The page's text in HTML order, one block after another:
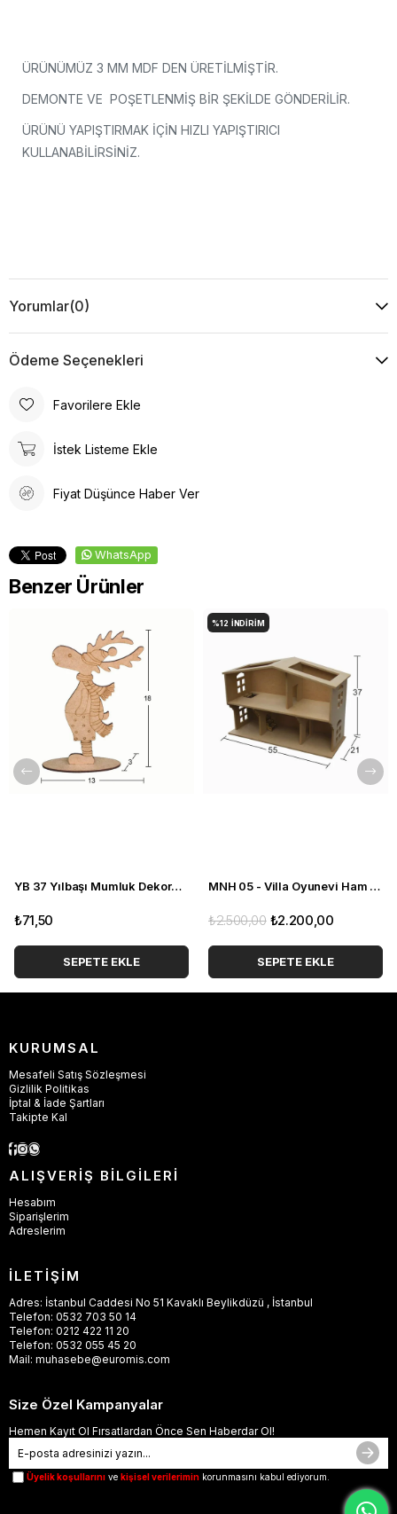
ÜRÜNÜMÜZ 3 MM MDF DEN ÜRETİLMİŞTİR.
DEMONTE VE POŞETLENMİŞ BİR ŞEKİLDE GÖNDERİLİR.
ÜRÜNÜ YAPIŞTIRMAK İÇİN HIZLI YAPIŞTIRICI
KULLANABİLİRSİNİZ.
Yorumlar(0)
Ödeme Seçenekleri
Favorilere Ekle
İstek Listeme Ekle
Fiyat Düşünce Haber Ver
WhatsApp
Benzer Ürünler
YB 37 Yılbaşı Mumluk Dekoratif Süs
₺71,50
SEPETE EKLE
MNH 05 - Villa Oyunevi Ham Ahşap Boyanabilir Ürün
₺2.200,00
₺2.500,00
SEPETE EKLE
%12 İNDIRIM
KURUMSAL
Mesafeli Satış Sözleşmesi
Gizlilik Politikas
İptal & İade Şartları
Takipte Kal
ALIŞVERİŞ BİLGİLERİ
Hesabım
Siparişlerim
Adreslerim
İLETİŞİM
Adres: İstanbul Caddesi No 51 Kavaklı Beylikdüzü , İstanbul
Telefon: 0532 703 50 14
Telefon: 0212 422 11 20
Telefon: 0532 055 45 20
Mail: muhasebe@euromis.com
Size Özel Kampanyalar
Hemen Kayıt Ol Fırsatlardan Önce Sen Haberdar Ol!
Üyelik koşullarını ve kişisel verilerimin korunmasını kabul ediyorum.